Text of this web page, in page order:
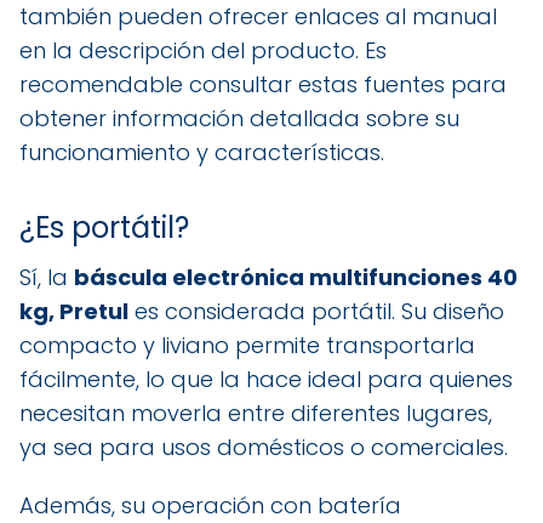
también pueden ofrecer enlaces al manual
en la descripción del producto. Es
recomendable consultar estas fuentes para
obtener información detallada sobre su
funcionamiento y características.
¿Es portátil?
Sí, la báscula electrónica multifunciones 40
kg, Pretul es considerada portátil. Su diseño
compacto y liviano permite transportarla
fácilmente, lo que la hace ideal para quienes
necesitan moverla entre diferentes lugares,
ya sea para usos domésticos o comerciales.
Además, su operación con batería